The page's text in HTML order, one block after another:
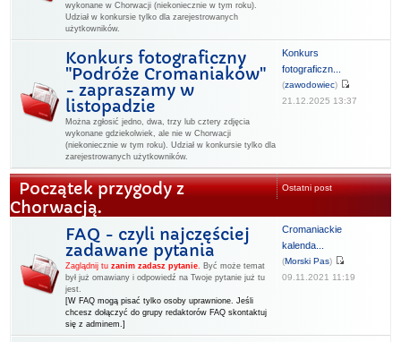
wykonane w Chorwacji (niekoniecznie w tym roku).
Udział w konkursie tylko dla zarejestrowanych
użytkowników.
Konkurs fotograficzny
"Podróże Cromaniaków"
- zapraszamy w
listopadzie
Można zgłosić jedno, dwa, trzy lub cztery zdjęcia
wykonane gdziekolwiek, ale nie w Chorwacji
(niekoniecznie w tym roku). Udział w konkursie tylko dla
zarejestrowanych użytkowników.
Konkurs
fotograficzn...
(zawodowiec)
21.12.2025 13:37
Początek przygody z
Chorwacją.
Ostatni post
FAQ - czyli najczęściej
zadawane pytania
Zaglądnij tu zanim zadasz pytanie. Być może temat
był już omawiany i odpowiedź na Twoje pytanie już tu
jest.
[W FAQ mogą pisać tylko osoby uprawnione. Jeśli
chcesz dołączyć do grupy redaktorów FAQ skontaktuj
się z adminem.]
Cromaniackie
kalenda...
(Morski Pas)
09.11.2021 11:19